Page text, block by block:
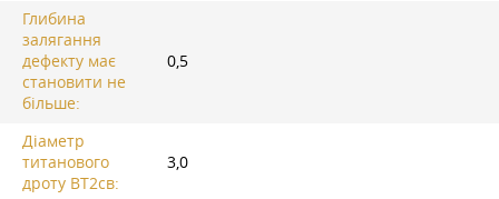
Глибина
залягання
дефекту має
становити не
більше:
0,5
Діаметр
титанового
дроту ВТ2св:
3,0